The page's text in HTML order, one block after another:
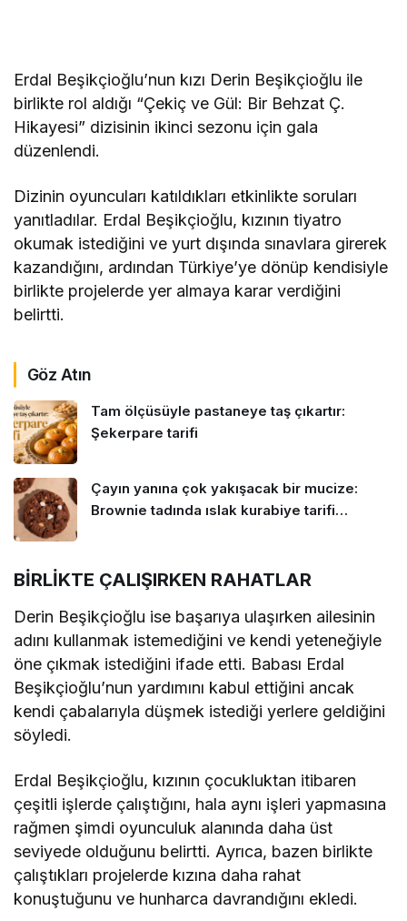
Erdal Beşikçioğlu’nun kızı Derin Beşikçioğlu ile
birlikte rol aldığı “Çekiç ve Gül: Bir Behzat Ç.
Hikayesi” dizisinin ikinci sezonu için gala
düzenlendi.
Dizinin oyuncuları katıldıkları etkinlikte soruları
yanıtladılar. Erdal Beşikçioğlu, kızının tiyatro
okumak istediğini ve yurt dışında sınavlara girerek
kazandığını, ardından Türkiye’ye dönüp kendisiyle
birlikte projelerde yer almaya karar verdiğini
belirtti.
Göz Atın
Tam ölçüsüyle pastaneye taş çıkartır:
Şekerpare tarifi
Çayın yanına çok yakışacak bir mucize:
Brownie tadında ıslak kurabiye tarifi…
BİRLİKTE ÇALIŞIRKEN RAHATLAR
Derin Beşikçioğlu ise başarıya ulaşırken ailesinin
adını kullanmak istemediğini ve kendi yeteneğiyle
öne çıkmak istediğini ifade etti. Babası Erdal
Beşikçioğlu’nun yardımını kabul ettiğini ancak
kendi çabalarıyla düşmek istediği yerlere geldiğini
söyledi.
Erdal Beşikçioğlu, kızının çocukluktan itibaren
çeşitli işlerde çalıştığını, hala aynı işleri yapmasına
rağmen şimdi oyunculuk alanında daha üst
seviyede olduğunu belirtti. Ayrıca, bazen birlikte
çalıştıkları projelerde kızına daha rahat
konuştuğunu ve hunharca davrandığını ekledi.